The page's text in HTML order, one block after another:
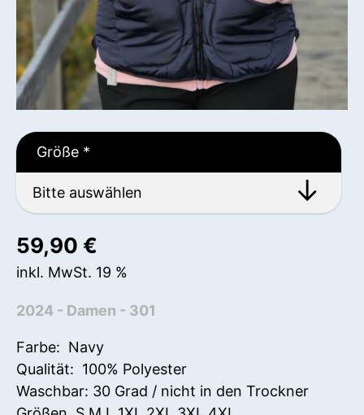
Größe *
59,90 €
inkl. MwSt. 19 %
2024 - Damen - 301
Farbe: Navy
Qualität: 100% Polyester
Waschbar: 30 Grad / nicht in den Trockner